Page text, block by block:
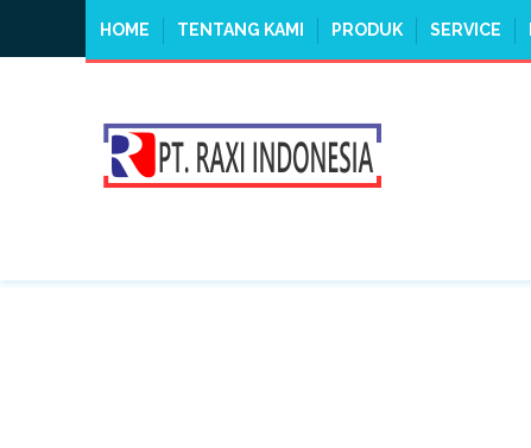
HOME TENTANG KAMI PRODUK SERVICE